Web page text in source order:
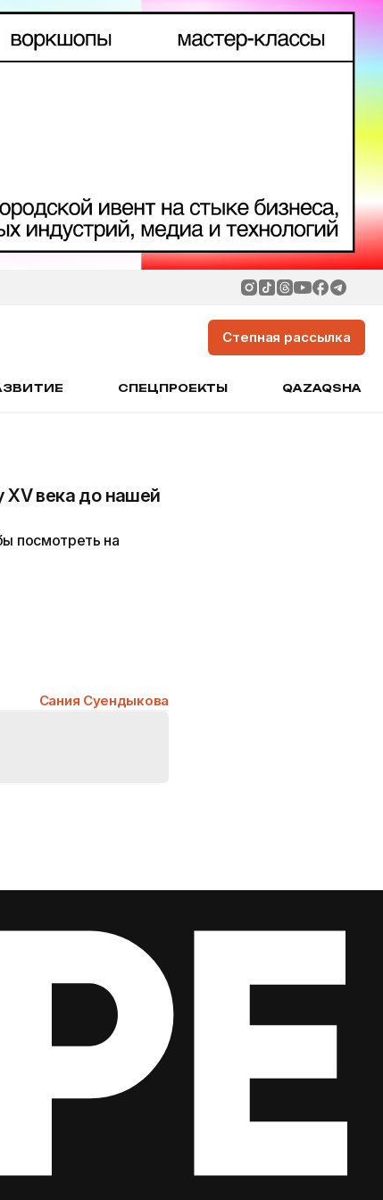
Степная рассылка
СПЕЦПРОЕКТЫ QAZAQSHA
XV века до нашей
посмотреть на
Сания Суендыкова